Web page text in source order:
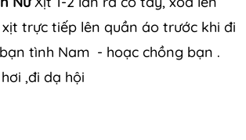
trực tiếp lên quần áo trước khi đi
tình Nam - hoạc chồng bạn .
,đi dạ hội